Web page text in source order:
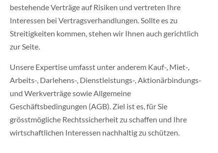
bestehende Verträge auf Risiken und vertreten Ihre
Interessen bei Vertragsverhandlungen. Sollte es zu
Streitigkeiten kommen, stehen wir Ihnen auch gerichtlich
zur Seite.
Unsere Expertise umfasst unter anderem Kauf-, Miet-,
Arbeits-, Darlehens-, Dienstleistungs-, Aktionärbindungs-
und Werkverträge sowie Allgemeine
Geschäftsbedingungen (AGB). Ziel ist es, für Sie
grösstmögliche Rechtssicherheit zu schaffen und Ihre
wirtschaftlichen Interessen nachhaltig zu schützen.